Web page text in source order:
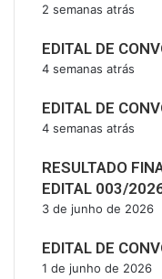
2 semanas atrás
EDITAL DE
4 semanas atrás
EDITAL DE
4 semanas atrás
RESULTADO
EDITAL 003/
3 de junho de 2026
EDITAL DE
1 de junho de 2026